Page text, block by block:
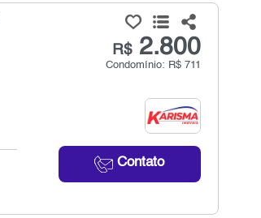
R$2.800
Condomínio: R$ 711
Contato